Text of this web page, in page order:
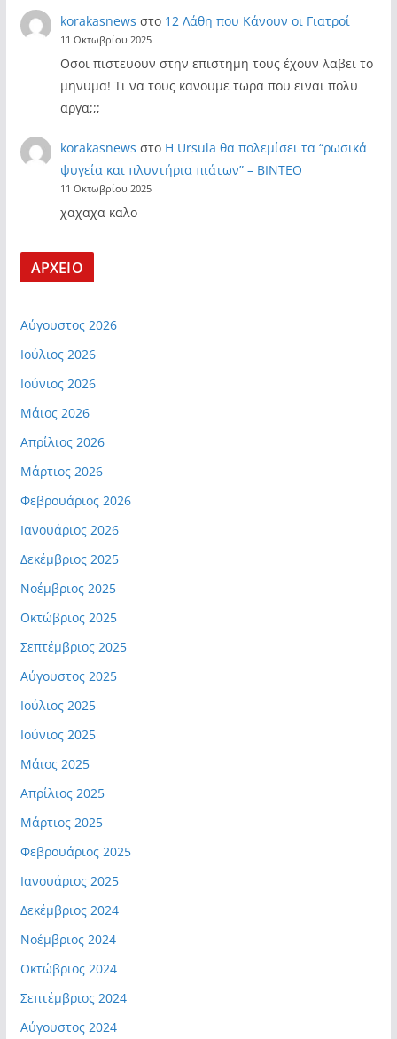
korakasnews στο 12 Λάθη που Κάνουν οι Γιατροί
11 Οκτωβρίου 2025
Οσοι πιστευουν στην επιστημη τους έχουν λαβει το
μηνυμα! Τι να τους κανουμε τωρα που ειναι πολυ
αργα;;;
korakasnews στο Η Ursula θα πολεμίσει τα “ρωσικά
ψυγεία και πλυντήρια πιάτων” – ΒΙΝΤΕΟ
11 Οκτωβρίου 2025
χαχαχα καλο
ΑΡΧΕΙΟ
Αύγουστος 2026
Ιούλιος 2026
Ιούνιος 2026
Μάιος 2026
Απρίλιος 2026
Μάρτιος 2026
Φεβρουάριος 2026
Ιανουάριος 2026
Δεκέμβριος 2025
Νοέμβριος 2025
Οκτώβριος 2025
Σεπτέμβριος 2025
Αύγουστος 2025
Ιούλιος 2025
Ιούνιος 2025
Μάιος 2025
Απρίλιος 2025
Μάρτιος 2025
Φεβρουάριος 2025
Ιανουάριος 2025
Δεκέμβριος 2024
Νοέμβριος 2024
Οκτώβριος 2024
Σεπτέμβριος 2024
Αύγουστος 2024